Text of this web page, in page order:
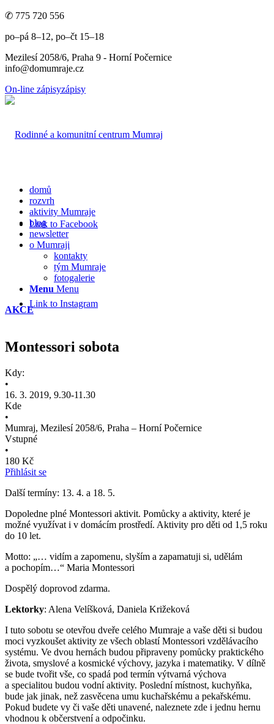
✆ 775 720 556
po–pá 8–12, po–čt 15–18
Mezilesí 2058/6, Praha 9 - Horní Počernice
info@domumraje.cz
On-line zápisyzápisy
Link to Facebook
Link to Instagram
domů
rozvrh
aktivity Mumraje
blog
newsletter
o Mumraji
kontakty
tým Mumraje
fotogalerie
Menu Menu
AKCE
Montessori sobota
Kdy:
•
16. 3. 2019, 9.30-11.30
Kde
•
Mumraj, Mezilesí 2058/6, Praha – Horní Počernice
Vstupné
•
180 Kč
Přihlásit se
Další termíny: 13. 4. a 18. 5.
Dopoledne plné Montessori aktivit. Pomůcky a aktivity, které je
možné využívat i v domácím prostředí. Aktivity pro děti od 1,5 roku
do 10 let.
Motto: „… vidím a zapomenu, slyším a zapamatuji si, udělám
a pochopím…“ Maria Montessori
Dospělý doprovod zdarma.
Lektorky: Alena Velíšková, Daniela Križeková
I tuto sobotu se otevřou dveře celého Mumraje a vaše děti si budou
moci vyzkoušet aktivity ze všech oblastí Montessori vzdělávacího
systému. Ve dvou hernách budou připraveny pomůcky praktického
života, smyslové a kosmické výchovy, jazyka i matematiky. V dílně
se bude tvořit vše, co spadá pod termín výtvarná výchova
a specialitou budou vodní aktivity. Poslední místnost, kuchyňka,
bude jak jinak, než zasvěcena umu kuchařskému a pekařskému.
Pokud budete vy či vaše děti unavené, naleznete zde i jednu hernu
vhodnou k občerstvení a odpočinku.